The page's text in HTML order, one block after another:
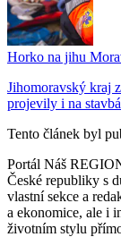
Horko na jihu
Jihomoravský kraj
projevily i na
Tento článek byl
Portál Náš
České republiky s
vlastní sekce a
a ekonomice, ale i
životním stylu